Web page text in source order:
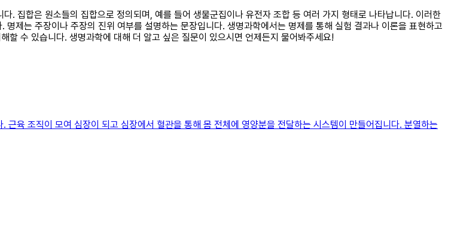
. 집합은 원소들의 집합으로 정의되며, 예를 들어 생물군집이나 유전자 조합 등 여러 가지 형태로 나타납니다. 이러한
제는 주장이나 주장의 진위 여부를 설명하는 문장입니다. 생명과학에서는 명제를 통해 실험 결과나 이론을 표현하고
수 있습니다. 생명과학에 대해 더 알고 싶은 질문이 있으시면 언제든지 물어봐주세요!
육 조직이 모여 심장이 되고 심장에서 혈관을 통해 몸 전체에 영양분을 전달하는 시스템이 만들어집니다. 분열하는